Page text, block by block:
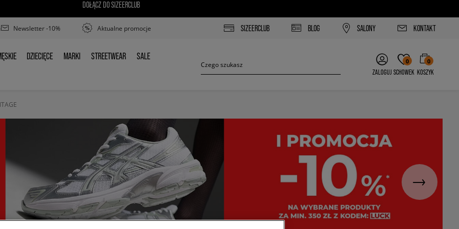
DOŁĄCZ DO SIZEERCLUB
Newsletter -10% Aktualne promocje SIZEERCLUB BLOG SALONY KONTAKT
DZIECIĘCE
DZIECIĘCE MARKI
MARKI STREETWEAR
STREETWEAR SALE
SALE
ZALOGUJ
0
SCHOWEK
0
KOSZYK